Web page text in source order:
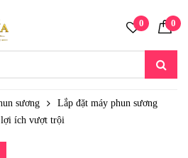
0 0
sương
Lắp đặt máy phun sương
lợi ích vượt trội